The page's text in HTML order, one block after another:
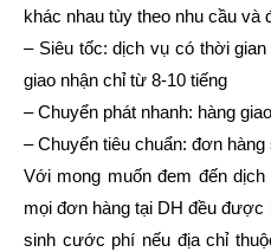
khác nhau tùy theo nhu cầu và
– Siêu tốc: dịch vụ có thời
giao nhận chỉ từ 8-10 tiếng
– Chuyển phát nhanh: hàng
– Chuyển tiêu chuẩn: đơn
Với mong muốn đem đến
mọi đơn hàng tại DH đều
sinh cước phí nếu địa chỉ